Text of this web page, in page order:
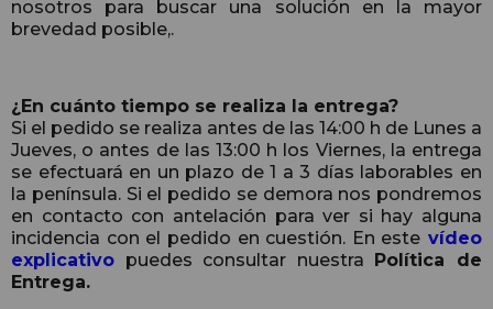
nosotros para buscar una solución en la mayor
brevedad posible,.
¿En cuánto tiempo se realiza la entrega?
Si el pedido se realiza antes de las 14:00 h de Lunes a
Jueves, o antes de las 13:00 h los Viernes, la entrega
se efectuará en un plazo de 1 a 3 días laborables en
la península. Si el pedido se demora nos pondremos
en contacto con antelación para ver si hay alguna
incidencia con el pedido en cuestión. En este vídeo
explicativo puedes consultar nuestra Política de
Entrega.